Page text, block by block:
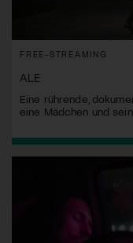
FREE-STREAMING
ALE
Eine rührende,
eine Mädchen und